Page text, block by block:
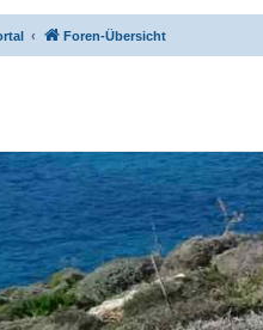
Foren-Übersicht